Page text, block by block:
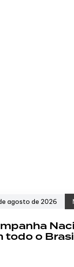
agosto de 2026
todo o